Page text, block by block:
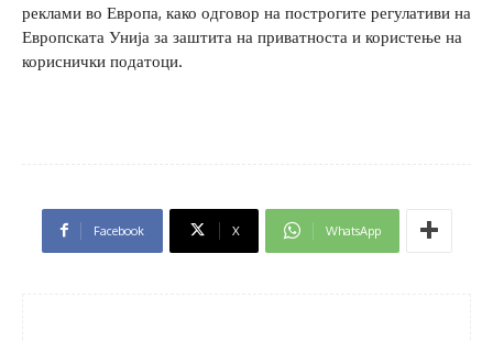
реклами во Европа, како одговор на построгите регулативи на
Европската Унија за заштита на приватноста и користење на
кориснички податоци.
Facebook X WhatsApp